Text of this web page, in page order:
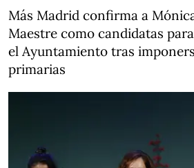
Más Madrid confirma a
Maestre como candidatas
el Ayuntamiento tras
primarias